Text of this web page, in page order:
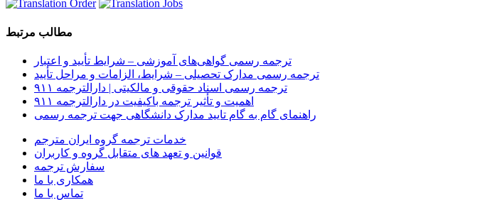
مطالب مرتبط
ترجمه رسمی گواهی‌های آموزشی – شرایط تأیید و اعتبار
ترجمه رسمی مدارک تحصیلی – شرایط، الزامات و مراحل تأیید
ترجمه رسمی اسناد حقوقی و مالکیتی | دارالترجمه ۹۱۱
اهمیت و تأثیر ترجمه باکیفیت در دارالترجمه ۹۱۱
راهنمای گام به گام تایید مدارک دانشگاهی جهت ترجمه رسمی
خدمات ترجمه گروه ایران مترجم
قوانین و تعهد های متقابل گروه و کاربران
سفارش ترجمه
همکاری با ما
تماس با ما